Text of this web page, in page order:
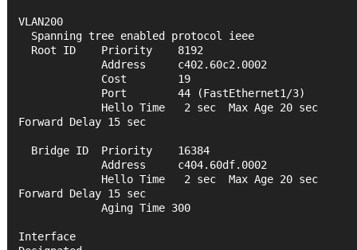
VLAN200
Spanning tree enabled protocol ieee
Root ID    Priority    8192
Address     c402.60c2.0002
Cost        19
Port        44 (FastEthernet1/3)
Hello Time   2 sec  Max Age 20 sec
Forward Delay 15 sec
Bridge ID  Priority    16384
Address     c404.60df.0002
Hello Time   2 sec  Max Age 20 sec
Forward Delay 15 sec
Aging Time 300
Interface